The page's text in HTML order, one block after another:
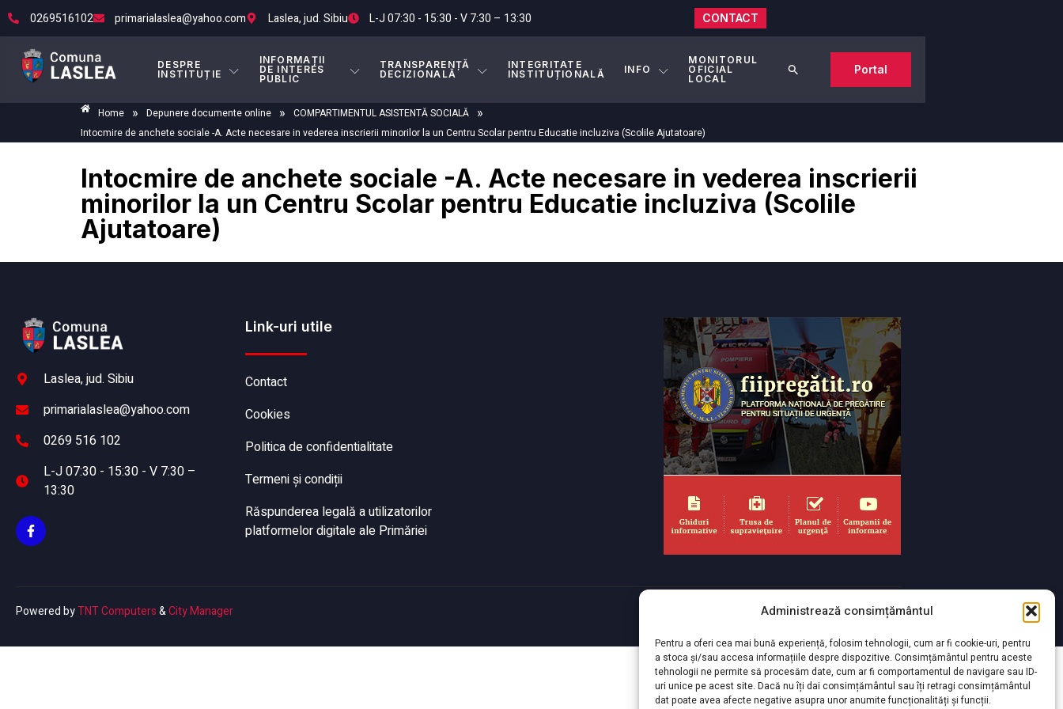
Administrează consimțământul
Pentru a oferi cea mai bună experiență, folosim tehnologii, cum ar fi cookie-uri, pentru
a stoca și/sau accesa informațiile despre dispozitive. Consimțământul pentru aceste
tehnologii ne permite să procesăm date, cum ar fi comportamentul de navigare sau ID-
uri unice pe acest site. Dacă nu îți dai consimțământul sau îți retragi consimțământul
dat poate avea afecte negative asupra unor anumite funcționalități și funcții.
0269516102 primarialaslea@yahoo.com Laslea, jud. Sibiu L-J 07:30 - 15:30 - V 7:30 – 13:30 CONTACT
DESPRE
INSTITUȚIE
INFORMAȚII
DE INTERES
PUBLIC
TRANSPARENȚĂ
DECIZIONALĂ
INTEGRITATE
INSTITUȚIONALĂ
INFO
MONITORUL
OFICIAL
LOCAL
Portal
Home » Depunere documente online » COMPARTIMENTUL ASISTENTĂ SOCIALĂ »
Intocmire de anchete sociale -A. Acte necesare in vederea inscrierii minorilor la un Centru Scolar pentru Educatie incluziva (Scolile Ajutatoare)
Intocmire de anchete sociale -A. Acte necesare in vederea inscrierii
minorilor la un Centru Scolar pentru Educatie incluziva (Scolile
Ajutatoare)
Laslea, jud. Sibiu
primarialaslea@yahoo.com
0269 516 102
L-J 07:30 - 15:30 - V 7:30 –
13:30
Link-uri utile
Contact
Cookies
Politica de confidentialitate
Termeni și condiții
Răspunderea legală a utilizatorilor
platformelor digitale ale Primăriei
Powered byTNT Computers&City Manager © Copyright 2026 Toate drepturile rezervate